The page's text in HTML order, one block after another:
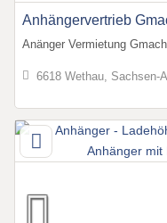
Anhängervertrieb
Anänger Vermietung
6618 Wethau, Sachsen-